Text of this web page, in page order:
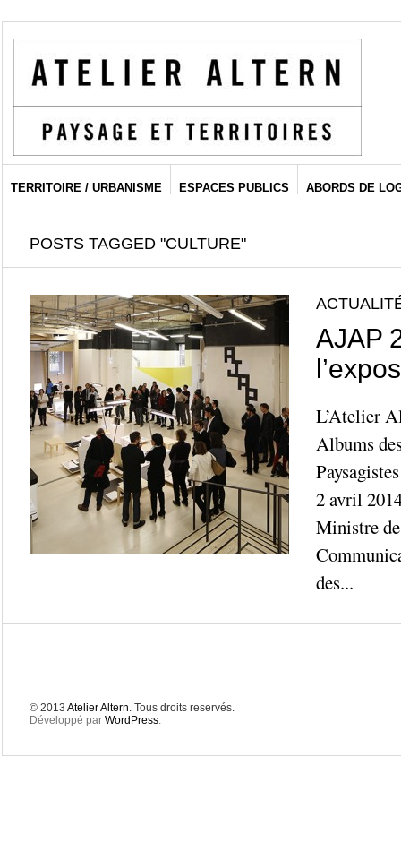
TERRITOIRE / URBANISME ESPACES PUBLICS ABORDS DE
POSTS TAGGED "CULTURE"
AJAP
L’Atelier
Albums
2 avril
Ministre
des...
© 2013 Atelier Altern. Tous droits reservés.
Développé par WordPress.